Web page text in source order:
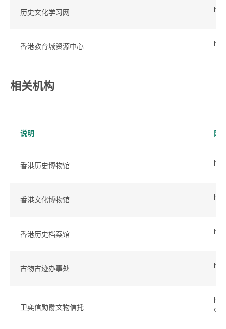
历史文化学习网
香港教育城资源中心
相关机构
说明 网
香港历史博物馆
香港文化博物馆
香港历史档案馆
古物古迹办事处
卫奕信勋爵文物信托